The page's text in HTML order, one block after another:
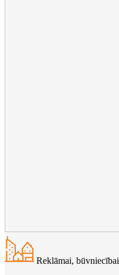
Reklāmai, būvniecībai